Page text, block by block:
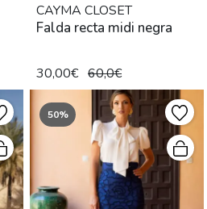
CAYMA CLOSET
Falda recta midi negra
30,00€ 60,0€
50%